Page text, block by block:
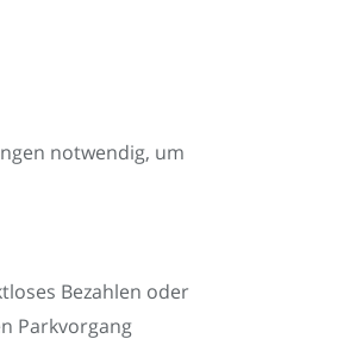
notwendig, um
Bezahlen oder
Parkvorgang